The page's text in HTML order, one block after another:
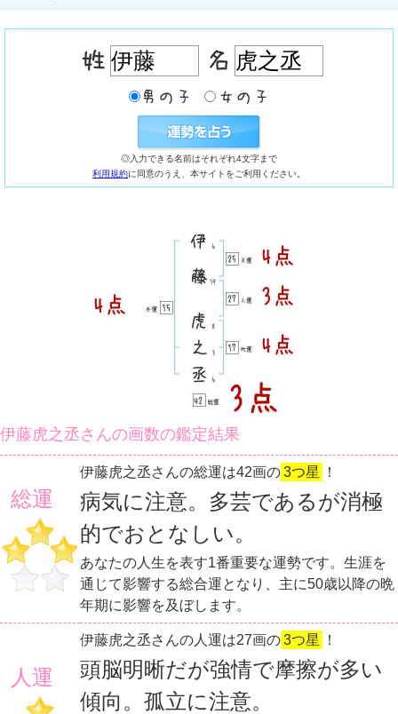
◎入力できる名前はそれぞれ4文字まで
利用規約に同意のうえ、本サイトをご利用ください。
伊藤虎之丞さんの画数の鑑定結果
総運
伊藤虎之丞さんの総運は42画の3つ星 ！
病気に注意。多芸であるが消極
的でおとなしい。
あなたの人生を表す1番重要な運勢です。生涯を
通じて影響する総合運となり、主に50歳以降の晩
年期に影響を及ぼします。
人運
伊藤虎之丞さんの人運は27画の3つ星 ！
頭脳明晰だが強情で摩擦が多い
傾向。孤立に注意。